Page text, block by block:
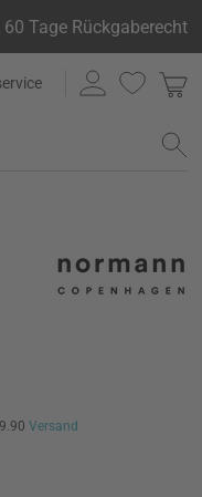
60 Tage Rückgaberecht
Versand